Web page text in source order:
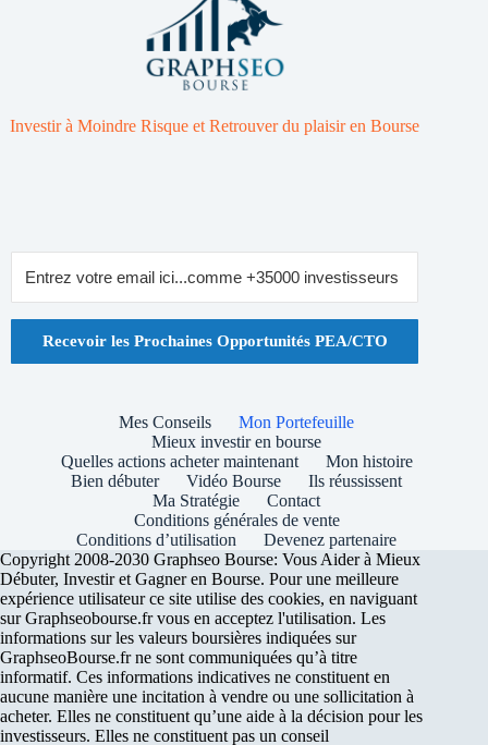
Investir à Moindre Risque et Retrouver du plaisir en Bourse
Recevoir les Prochaines Opportunités PEA/CTO
Mes Conseils
Mon Portefeuille
Mieux investir en bourse
Quelles actions acheter maintenant
Mon histoire
Bien débuter
Vidéo Bourse
Ils réussissent
Ma Stratégie
Contact
Conditions générales de vente
Conditions d’utilisation
Devenez partenaire
Copyright 2008-2030 Graphseo Bourse: Vous Aider à Mieux
Débuter, Investir et Gagner en Bourse. Pour une meilleure
expérience utilisateur ce site utilise des cookies, en naviguant
sur Graphseobourse.fr vous en acceptez l'utilisation. Les
informations sur les valeurs boursières indiquées sur
GraphseoBourse.fr ne sont communiquées qu’à titre
informatif. Ces informations indicatives ne constituent en
aucune manière une incitation à vendre ou une sollicitation à
acheter. Elles ne constituent qu’une aide à la décision pour les
investisseurs. Elles ne constituent pas un conseil